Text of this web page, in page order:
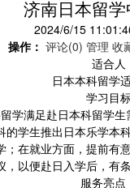
济南日本留
2024/6/15
操作： 评论(0) 管理 收
适合人
日本本科留学
学习目
学满足赴日本科留学
学生推出日本乐学
在就业方面，提前
，以便赴日入学后，有
服务亮点